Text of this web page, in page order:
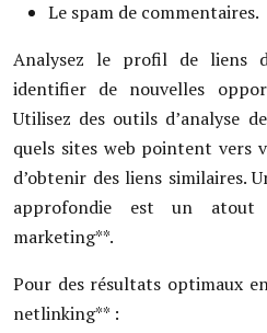
Le spam de commentaires.
Analysez le profil de liens
identifier de nouvelles
Utilisez des outils d’analyse
quels sites web pointent vers
d’obtenir des liens similaires.
approfondie est un
marketing**.
Pour des résultats optimaux
netlinking** :